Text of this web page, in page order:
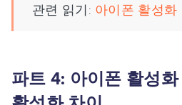
관련 읽기: 아이폰 활성화
파트 4: 아이폰 활성